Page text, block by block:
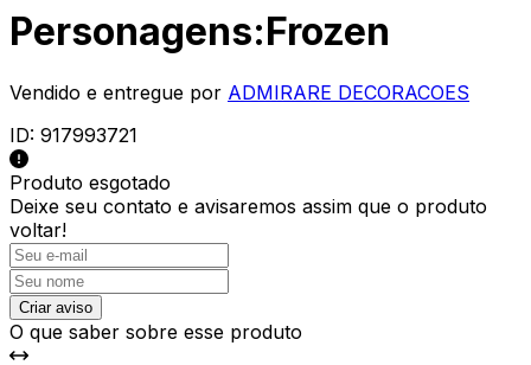
Personagens:Frozen
Vendido e entregue por ADMIRARE DECORACOES
ID: 917993721
Produto esgotado
Deixe seu contato e avisaremos assim que o produto
voltar!
Criar aviso
O que saber sobre esse produto